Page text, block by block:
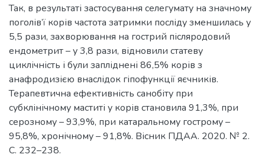
Так, в результаті застосування селегумату на значному
поголів’ї корів частота затримки посліду зменшилась у
5,5 рази, захворювання на гострий післяродовий
ендометрит – у 3,8 рази, відновили статеву
циклічність і були запліднені 86,5% корів з
анафродизією внаслідок гіпофункції яєчників.
Терапевтична ефективність санобіту при
субклінічному маститі у корів становила 91,3%, при
серозному – 93,9%, при катаральному гострому –
95,8%, хронічному – 91,8%. Вісник ПДАА. 2020. № 2.
С. 232–238.